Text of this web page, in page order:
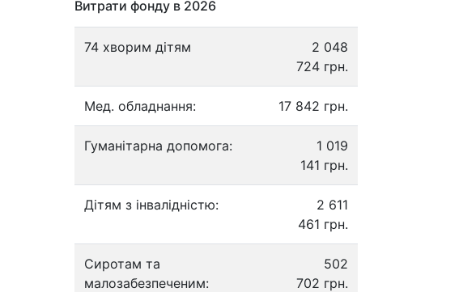
Витрати фонду в 2026
74 хворим дітям
2 048
724 грн.
Мед. обладнання: 17 842 грн.
Гуманітарна допомога:
1 019
141 грн.
Дітям з інвалідністю:
2 611
461 грн.
Сиротам та
малозабезпеченим:
502
702 грн.